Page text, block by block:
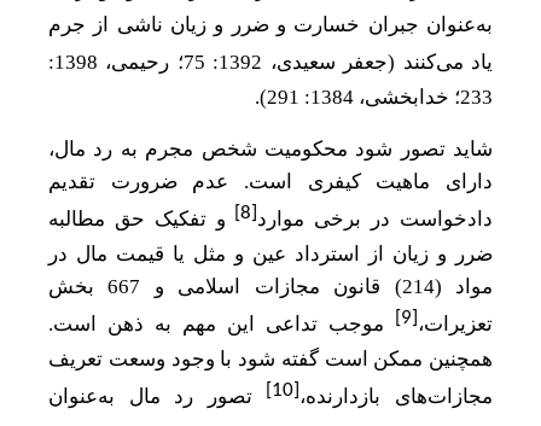
به‌عنوان جبران خسارت و ضرر و زیان ناشی از جرم
یاد می
کنند (جعفر سعیدی، 1392: 75؛ رحیمی، 1398:
233؛ خدابخشی، 1384: 291).
شاید تصور شود محکومیت شخص مجرم به رد مال،
دارای ماهیت کیفری است. عدم ضرورت تقدیم
دادخواست در برخی موارد[8]
و تفکیک حق مطالبه
ضرر و زیان از استرداد عین و مثل یا قیمت مال در
مواد (214) قانون مجازات اسلامی و 667 بخش
تعزیرات،[9]
موجب تداعی این مهم به ذهن است.
همچنین ممکن است گفته شود با وجود وسعت تعریف
مجازاتهای بازدارنده،[10]
تصور رد مال به‌عنوان